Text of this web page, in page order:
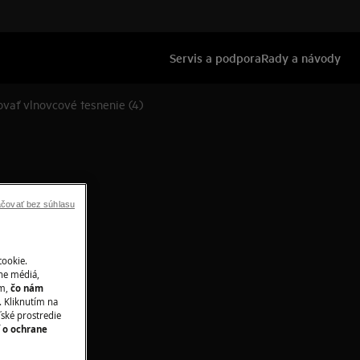
Servis a podporaRady a návody
vlnovcové tesnenie (4)
médiá,
čo nám
Kliknutím na
prostredie
o ochrane
bez súhlasu